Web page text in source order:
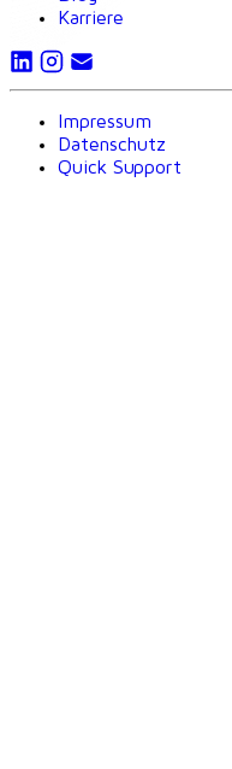
Karriere
Impressum
Datenschutz
Quick Support